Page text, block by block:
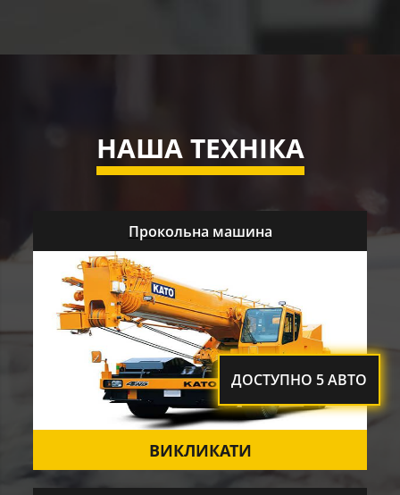
НАША ТЕХНІКА
ДОСТУПНО 5 АВТО
Прокольна машина
ВИКЛИКАТИ